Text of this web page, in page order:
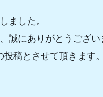
ました。
誠にありがとうござい
稿とさせて頂きます